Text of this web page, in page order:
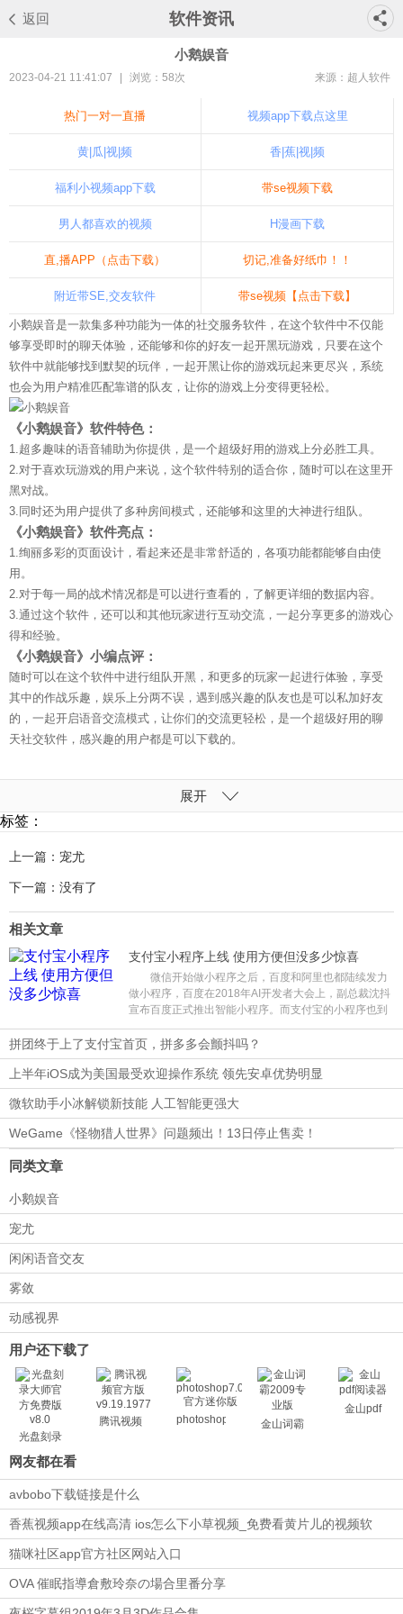
返回 软件资讯
小鹅娱音
2023-04-21 11:41:07 浏览： 58次 来源：超人软件
热门一对一直播 视频app下载点这里
黄|瓜|视|频 香|蕉|视|频
福利小视频app下载 带se视频下载
男人都喜欢的视频 H漫画下载
直,播APP（点击下载） 切记,准备好纸巾！！
附近带SE,交友软件 带se视频【点击下载】
小鹅娱音是一款集多种功能为一体的社交服务软件，在这个软件中不仅能
够享受即时的聊天体验，还能够和你的好友一起开黑玩游戏，只要在这个
软件中就能够找到默契的玩伴，一起开黑让你的游戏玩起来更尽兴，系统
也会为用户精准匹配靠谱的队友，让你的游戏上分变得更轻松。
《小鹅娱音》软件特色：
1.超多趣味的语音辅助为你提供，是一个超级好用的游戏上分必胜工具。
2.对于喜欢玩游戏的用户来说，这个软件特别的适合你，随时可以在这里开
黑对战。
3.同时还为用户提供了多种房间模式，还能够和这里的大神进行组队。
《小鹅娱音》软件亮点：
1.绚丽多彩的页面设计，看起来还是非常舒适的，各项功能都能够自由使
用。
2.对于每一局的战术情况都是可以进行查看的，了解更详细的数据内容。
3.通过这个软件，还可以和其他玩家进行互动交流，一起分享更多的游戏心
得和经验。
《小鹅娱音》小编点评：
随时可以在这个软件中进行组队开黑，和更多的玩家一起进行体验，享受
其中的作战乐趣，娱乐上分两不误，遇到感兴趣的队友也是可以私加好友
的，一起开启语音交流模式，让你们的交流更轻松，是一个超级好用的聊
天社交软件，感兴趣的用户都是可以下载的。
展开
标签：
上一篇：宠尤
下一篇：没有了
相关文章
支付宝小程序上线 使用方便但没多少惊喜
微信开始做小程序之后，百度和阿里也都陆续发力
做小程序，百度在2018年AI开发者大会上，副总裁沈抖
宣布百度正式推出智能小程序。而支付宝的小程序也到
了最后内测的阶段，预计近期就会全面开放，小程序的
位置可能会在支付宝首页第一屏置顶的位置，可见支付
宝对于小程序的重视。
拼团终于上了支付宝首页，拼多多会颤抖吗？
上半年iOS成为美国最受欢迎操作系统 领先安卓优势明显
微软助手小冰解锁新技能 人工智能更强大
WeGame《怪物猎人世界》问题频出！13日停止售卖！
同类文章
小鹅娱音
宠尤
闲闲语音交友
雾敛
动感视界
用户还下载了
光盘刻录
大师
腾讯视频 photoshop7.0 金山词霸
金山pdf
网友都在看
avbobo下载链接是什么
香蕉视频app在线高清 ios怎么下小草视频_免费看黄片儿的视频软
件。
猫咪社区app官方社区网站入口
OVA 催眠指導倉敷玲奈の場合里番分享